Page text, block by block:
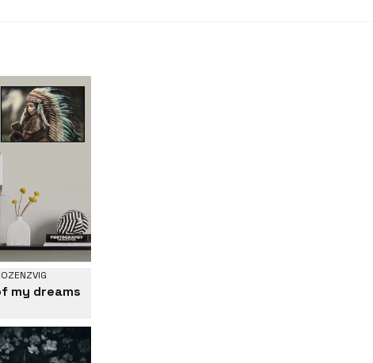
my dreams